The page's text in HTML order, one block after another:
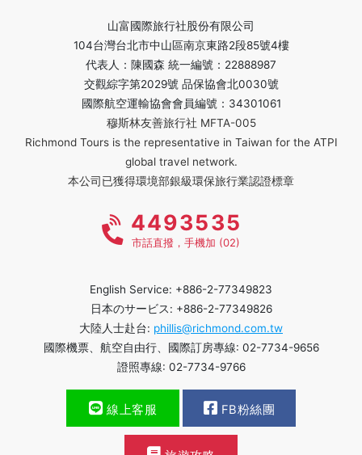
山富國際旅行社股份有限公司
104台灣台北市中山區南京東路2段85號4樓
代表人：陳國森 統一編號：22888987
交觀綜字第2029號 品保協會北0030號
國際航空運輸協會會員編號：34301061
穆斯林友善旅行社 MFTA-005
Richmond Tours is the representative in Taiwan for the ATPI
global travel network.
本公司已獲得環境部銀級環保旅行業認證標章
4493535
市話直撥，手機加 (02)
English Service: +886-2-77349823
日本のサービス: +886-2-77349826
大陸人士赴台: phillis@richmond.com.tw
國際機票、航空自由行、國際訂房專線: 02-7734-9656
證照專線: 02-7734-9766
線上客服 FB粉絲團